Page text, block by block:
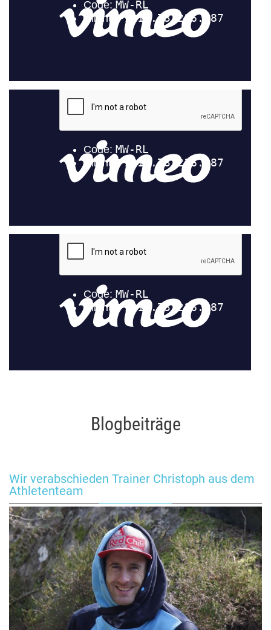
Blogbeiträge
Wir verabschieden Trainer Christoph aus dem
Athletenteam